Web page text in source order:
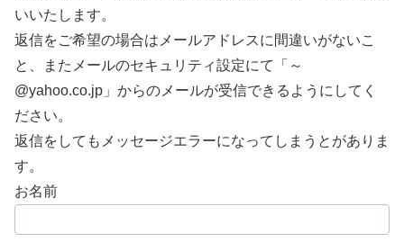
いいたします。
返信をご希望の場合はメールアドレスに間違いがないこ
と、またメールのセキュリティ設定にて「～
@yahoo.co.jp」からのメールが受信できるようにしてく
ださい。
返信をしてもメッセージエラーになってしまうとがありま
す。
お名前